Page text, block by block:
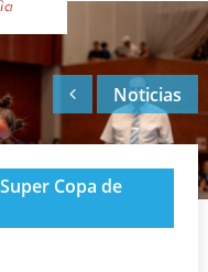
▼
▼
Noticias
Copa de